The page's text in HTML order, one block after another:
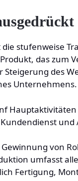
stufenweise
das zum
des
Unternehmens.
und
von
umfasst
Fertigung,